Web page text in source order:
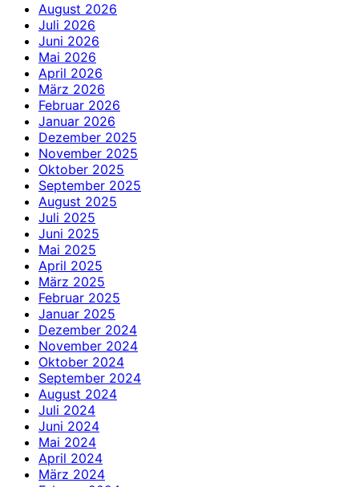
August 2026
Juli 2026
Juni 2026
Mai 2026
April 2026
März 2026
Februar 2026
Januar 2026
Dezember 2025
November 2025
Oktober 2025
September 2025
August 2025
Juli 2025
Juni 2025
Mai 2025
April 2025
März 2025
Februar 2025
Januar 2025
Dezember 2024
November 2024
Oktober 2024
September 2024
August 2024
Juli 2024
Juni 2024
Mai 2024
April 2024
März 2024